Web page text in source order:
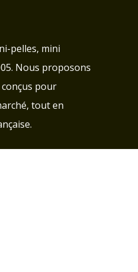
pelles, mini
Nous proposons
pour
tout en
Plus